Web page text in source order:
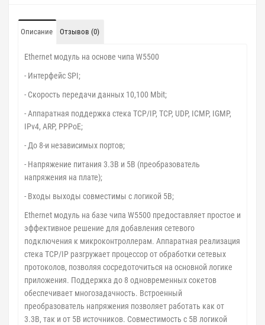
Описание Отзывов (0)
Ethernet модуль на основе чипа W5500
- Интерфейс SPI;
- Скорость передачи данных 10,100 Mbit;
- Аппаратная поддержка стека TCP/IP, TCP, UDP, ICMP, IGMP,
IPv4, ARP, PPPoE;
- До 8-и независимых портов;
- Напряжение питания 3.3В и 5В (преобразователь
напряжения на плате);
- Входы выходы совместимы с логикой 5В;
Ethernet модуль на базе чипа W5500 предоставляет простое и
эффективное решение для добавления сетевого
подключения к микроконтроллерам. Аппаратная реализация
стека TCP/IP разгружает процессор от обработки сетевых
протоколов, позволяя сосредоточиться на основной логике
приложения. Поддержка до 8 одновременных сокетов
обеспечивает многозадачность. Встроенный
преобразователь напряжения позволяет работать как от
3.3В, так и от 5В источников. Совместимость с 5В логикой